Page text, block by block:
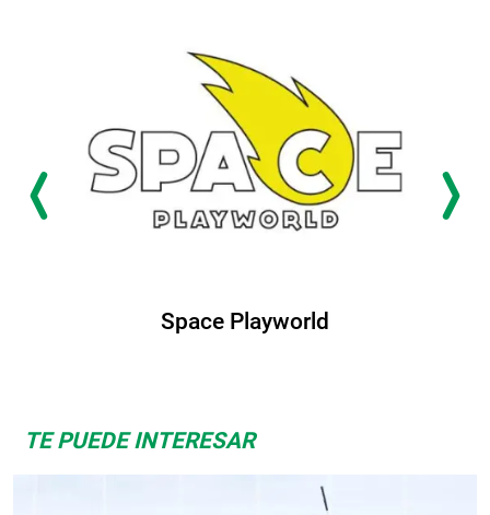
Space Playworld
TE PUEDE INTERESAR